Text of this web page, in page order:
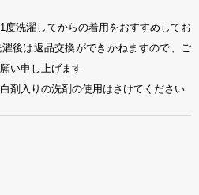
度洗濯してからの着用をおすすめしてお
後は返品交換ができかねますので、ご
い申し上げます
剤入りの洗剤の使用はさけてください